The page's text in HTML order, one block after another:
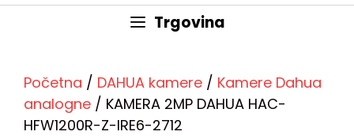
Trgovina
Početna / DAHUA kamere / Kamere Dahua
analogne / KAMERA 2MP DAHUA HAC-
HFW1200R-Z-IRE6-2712